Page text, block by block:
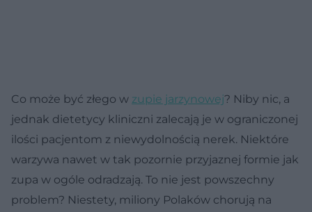
Co może być złego w zupie jarzynowej? Niby nic, a
jednak dietetycy kliniczni zalecają je w ograniczonej
ilości pacjentom z niewydolnością nerek. Niektóre
warzywa nawet w tak pozornie przyjaznej formie jak
zupa w ogóle odradzają. To nie jest powszechny
problem? Niestety, miliony Polaków chorują na